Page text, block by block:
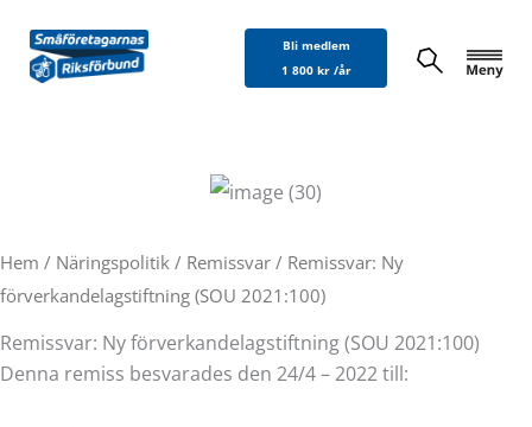
innehåll
Bli medlem
1 800 kr /år
Hem / Näringspolitik / Remissvar / Remissvar: Ny
förverkandelagstiftning (SOU 2021:100)
Remissvar: Ny förverkandelagstiftning (SOU 2021:100)
Denna remiss besvarades den 24/4 – 2022 till: